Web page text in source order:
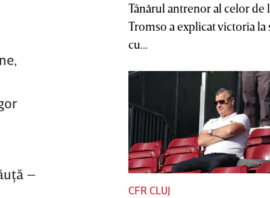
–
Tânărul antrenor al celor de
Tromso a explicat victoria la
cu...
CFR CLUJ